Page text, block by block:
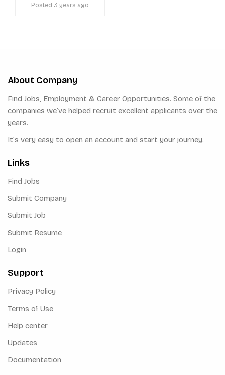
Posted 3 years ago
About Company
Find Jobs, Employment & Career Opportunities. Some of the
companies we’ve helped recruit excellent applicants over the
years.
It’s very easy to open an account and start your journey.
Links
Find Jobs
Submit Company
Submit Job
Submit Resume
Login
Support
Privacy Policy
Terms of Use
Help center
Updates
Documentation